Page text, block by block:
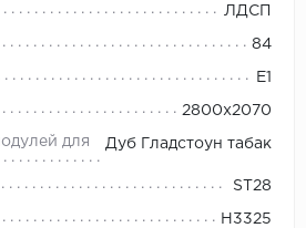
ЛДСП
84
E1
2800x2070
для
Дуб Гладстоун табак
ST28
H3325